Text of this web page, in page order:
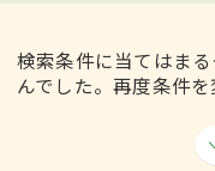
検索条件に当てはま
んでした。再度条件